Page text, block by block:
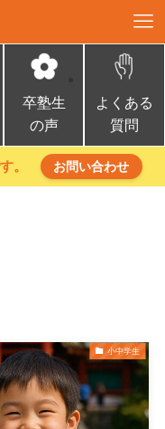
卒塾生
の声
よくある
質問
。 お問い合わせ
小中学生